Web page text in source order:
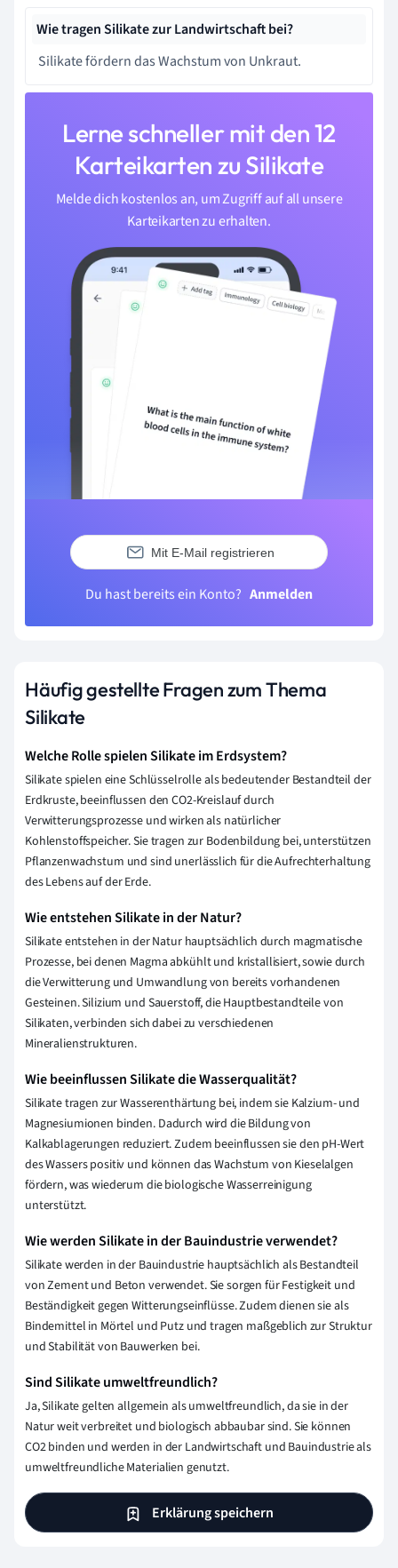
Wie tragen Silikate zur Landwirtschaft bei?
Silikate fördern das Wachstum von Unkraut.
Lerne schneller mit den 12
Karteikarten zu Silikate
Melde dich kostenlos an, um Zugriff auf all unsere
Karteikarten zu erhalten.
Mit E-Mail registrieren
Du hast bereits ein Konto? Anmelden
Häufig gestellte Fragen zum Thema
Silikate
Welche Rolle spielen Silikate im Erdsystem?
Silikate spielen eine Schlüsselrolle als bedeutender Bestandteil der
Erdkruste, beeinflussen den CO2-Kreislauf durch
Verwitterungsprozesse und wirken als natürlicher
Kohlenstoffspeicher. Sie tragen zur Bodenbildung bei, unterstützen
Pflanzenwachstum und sind unerlässlich für die Aufrechterhaltung
des Lebens auf der Erde.
Wie entstehen Silikate in der Natur?
Silikate entstehen in der Natur hauptsächlich durch magmatische
Prozesse, bei denen Magma abkühlt und kristallisiert, sowie durch
die Verwitterung und Umwandlung von bereits vorhandenen
Gesteinen. Silizium und Sauerstoff, die Hauptbestandteile von
Silikaten, verbinden sich dabei zu verschiedenen
Mineralienstrukturen.
Wie beeinflussen Silikate die Wasserqualität?
Silikate tragen zur Wasserenthärtung bei, indem sie Kalzium- und
Magnesiumionen binden. Dadurch wird die Bildung von
Kalkablagerungen reduziert. Zudem beeinflussen sie den pH-Wert
des Wassers positiv und können das Wachstum von Kieselalgen
fördern, was wiederum die biologische Wasserreinigung
unterstützt.
Wie werden Silikate in der Bauindustrie verwendet?
Silikate werden in der Bauindustrie hauptsächlich als Bestandteil
von Zement und Beton verwendet. Sie sorgen für Festigkeit und
Beständigkeit gegen Witterungseinflüsse. Zudem dienen sie als
Bindemittel in Mörtel und Putz und tragen maßgeblich zur Struktur
und Stabilität von Bauwerken bei.
Sind Silikate umweltfreundlich?
Ja, Silikate gelten allgemein als umweltfreundlich, da sie in der
Natur weit verbreitet und biologisch abbaubar sind. Sie können
CO2 binden und werden in der Landwirtschaft und Bauindustrie als
umweltfreundliche Materialien genutzt.
Erklärung speichern